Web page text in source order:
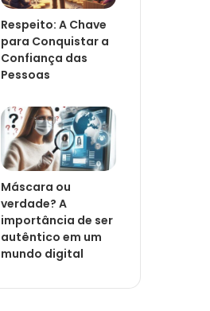
Respeito: A Chave
para Conquistar a
Confiança das
Pessoas
Máscara ou
verdade? A
importância de ser
autêntico em um
mundo digital